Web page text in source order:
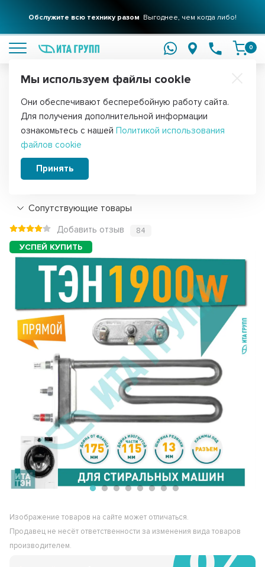
Обслужите всю технику разом Выгоднее, чем когда либо!
0
Главная Запчасти для стиральных машин ТЭНы для стиральных
ТЭН 1900W для стиральной машины LG
Direct Drive L175мм, 3406117
Подробнее
Сопутствующие товары
Добавить отзыв 84
Изображение товаров на сайте может отличаться.
Продавец не несёт ответственности за изменения вида товаров
производителем.
Мы используем файлы cookie
Они обеспечивают бесперебойную работу сайта.
Для получения дополнительной информации
ознакомьтесь с нашей Политикой использования
файлов cookie
Принять